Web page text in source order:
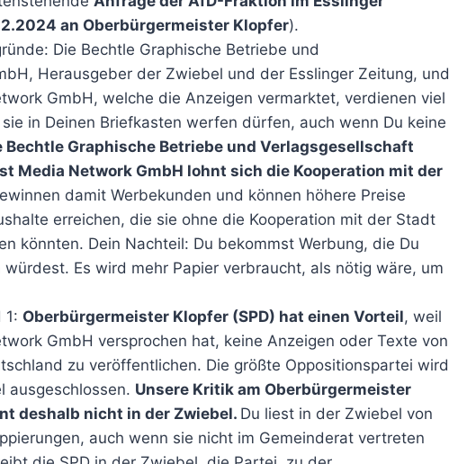
an Oberbürgermeister Klopfer).
Die Bechtle Graphische Betriebe und
Herausgeber der Zwiebel und der Esslinger Zeitung, und
GmbH, welche die Anzeigen vermarktet, verdienen viel
in Deinen Briefkasten werfen dürfen, auch wenn Du keine
Bechtle Graphische Betriebe und Verlagsgesellschaft
Media Network GmbH lohnt sich die Kooperation mit der
damit Werbekunden und können höhere Preise
erreichen, die sie ohne die Kooperation mit der Stadt
könnten. Dein Nachteil: Du bekommst Werbung, die Du
Es wird mehr Papier verbraucht, als nötig wäre, um
1: Oberbürgermeister Klopfer (SPD) hat einen Vorteil, weil
GmbH versprochen hat, keine Anzeigen oder Texte von
zu veröffentlichen. Die größte Oppositionspartei wird
ausgeschlossen. Unsere Kritik am Oberbürgermeister
deshalb nicht in der Zwiebel. Du liest in der Zwiebel von
auch wenn sie nicht im Gemeinderat vertreten